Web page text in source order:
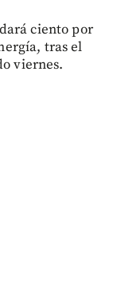
ciento por
tras el
viernes.